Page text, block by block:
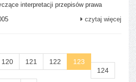
interpretacji przepisów prawa
czytaj więcej
120 121 122
123
124